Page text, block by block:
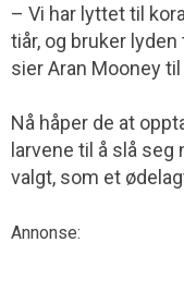
– Vi har lyttet til
tiår, og bruker
sier Aran Mooney
Nå håper de at
larvene til å slå seg
valgt, som et
Annonse: